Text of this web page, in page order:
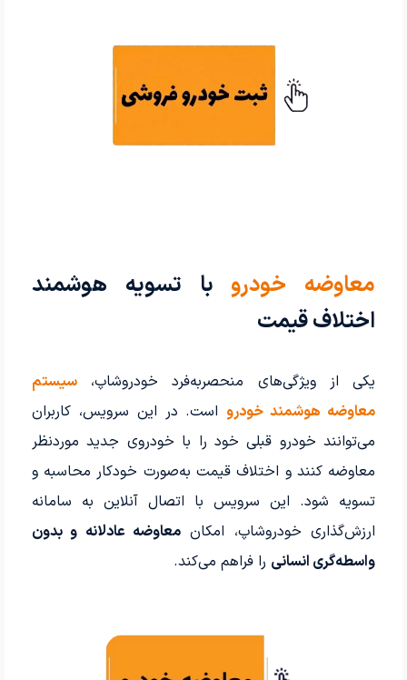
معاوضه خودروبا تسویه هوشمند
اختلاف قیمت
یکی از ویژگی‌های منحصربه‌فرد خودروشاپ،سیستم
معاوضه هوشمند خودرواست. در این سرویس، کاربران
می‌توانند خودرو قبلی خود را با خودروی جدید موردنظر
معاوضه کنند و اختلاف قیمت به‌صورت خودکار محاسبه و
تسویه شود. این سرویس با اتصال آنلاین به سامانه
ارزش‌گذاری خودروشاپ، امکان معاوضه عادلانه و بدون
واسطه‌گری انسانی را فراهم می‌کند.